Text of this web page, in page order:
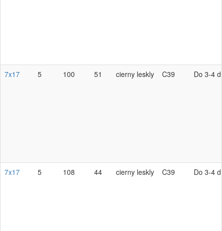
7x17 5 100 51 cierny leskly C39 Do 3-4
7x17 5 108 44 cierny leskly C39 Do 3-4